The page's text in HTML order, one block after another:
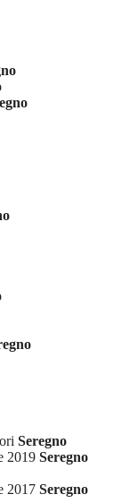
Seregno
2019 Seregno
2017 Seregno